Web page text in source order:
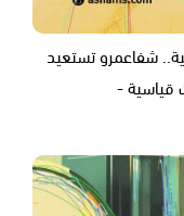
شفاعمرو تستعيد
قياسية -